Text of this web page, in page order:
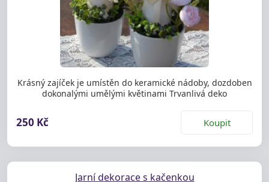
Krásný zajíček je umístěn do keramické nádoby, dozdoben
dokonalými umělými květinami Trvanlivá deko
250 Kč Koupit
Jarní dekorace s kačenkou